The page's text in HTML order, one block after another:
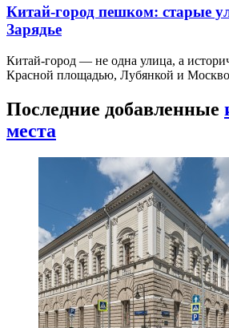
Китай-город пешком: старые
Зарядье
Китай-город — не одна улица, а
Красной площадью, Лубянкой и
Последние добавленные
места